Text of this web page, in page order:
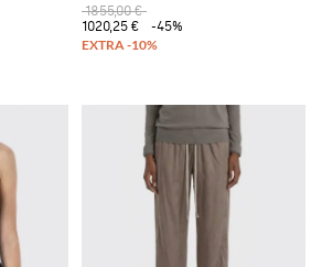
1855,00 €
1020,25 €
-45%